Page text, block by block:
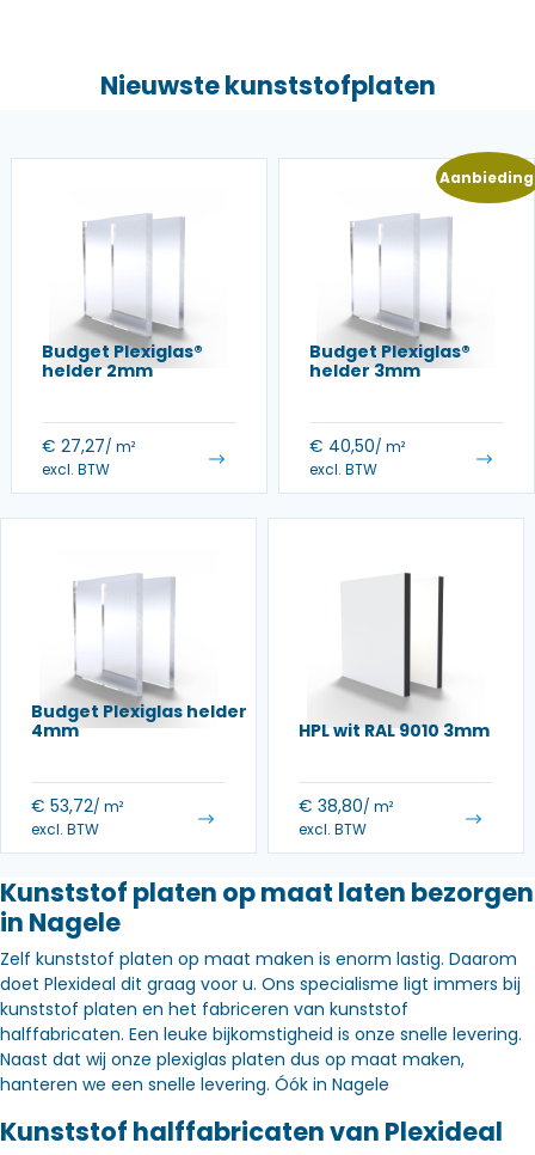
Nieuwste kunststofplaten
Budget Plexiglas®
helder 2mm
€ 27,27/ m²
excl. BTW
Budget Plexiglas®
helder 3mm
€ 40,50/ m²
excl. BTW
Budget Plexiglas helder
4mm
€ 53,72/ m²
excl. BTW
HPL wit RAL 9010 3mm
€ 38,80/ m²
excl. BTW
Kunststof platen op maat laten bezorgen
in Nagele
Zelf kunststof platen op maat maken is enorm lastig. Daarom
doet Plexideal dit graag voor u. Ons specialisme ligt immers bij
kunststof platen en het fabriceren van kunststof
halffabricaten. Een leuke bijkomstigheid is onze snelle levering.
Naast dat wij onze plexiglas platen dus op maat maken,
hanteren we een snelle levering. Óók in Nagele
Kunststof halffabricaten van Plexideal